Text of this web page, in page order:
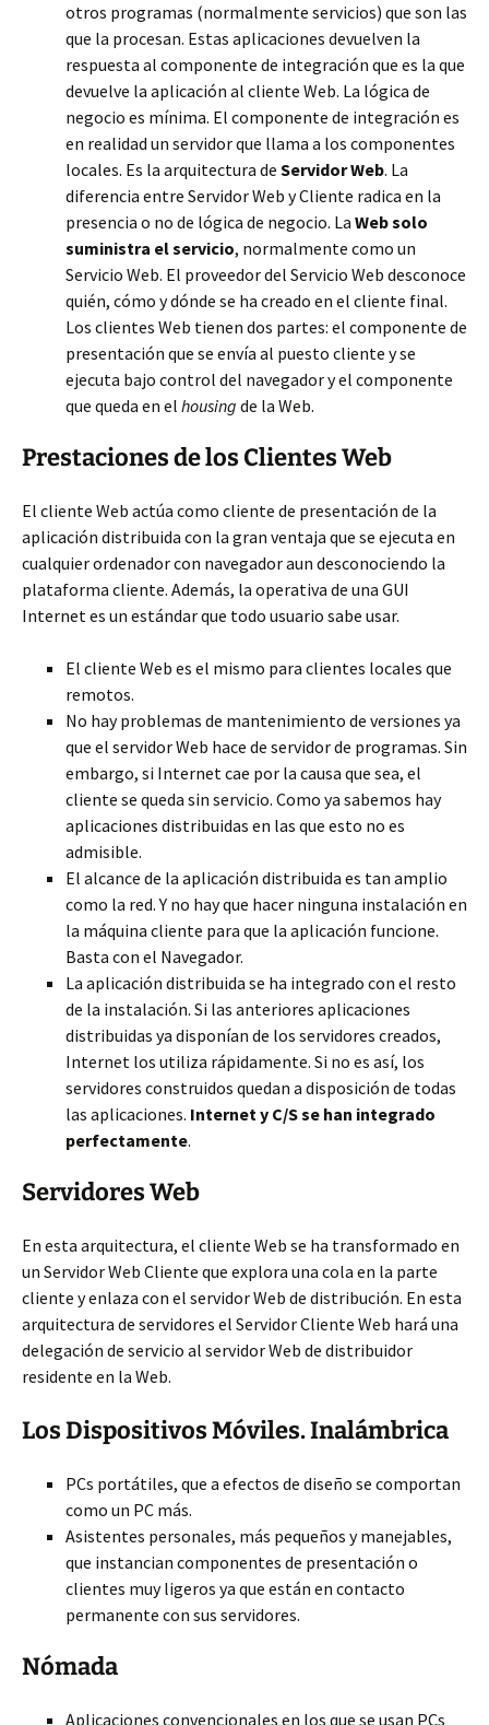
otros programas (normalmente servicios) que son las
que la procesan. Estas aplicaciones devuelven la
respuesta al componente de integración que es la que
devuelve la aplicación al cliente Web. La lógica de
negocio es mínima. El componente de integración es
en realidad un servidor que llama a los componentes
locales. Es la arquitectura de Servidor Web. La
diferencia entre Servidor Web y Cliente radica en la
presencia o no de lógica de negocio. La Web solo
suministra el servicio, normalmente como un
Servicio Web. El proveedor del Servicio Web desconoce
quién, cómo y dónde se ha creado en el cliente final.
Los clientes Web tienen dos partes: el componente de
presentación que se envía al puesto cliente y se
ejecuta bajo control del navegador y el componente
que queda en el housing de la Web.
Prestaciones de los Clientes Web
El cliente Web actúa como cliente de presentación de la
aplicación distribuida con la gran ventaja que se ejecuta en
cualquier ordenador con navegador aun desconociendo la
plataforma cliente. Además, la operativa de una GUI
Internet es un estándar que todo usuario sabe usar.
El cliente Web es el mismo para clientes locales que
remotos.
No hay problemas de mantenimiento de versiones ya
que el servidor Web hace de servidor de programas. Sin
embargo, si Internet cae por la causa que sea, el
cliente se queda sin servicio. Como ya sabemos hay
aplicaciones distribuidas en las que esto no es
admisible.
El alcance de la aplicación distribuida es tan amplio
como la red. Y no hay que hacer ninguna instalación en
la máquina cliente para que la aplicación funcione.
Basta con el Navegador.
La aplicación distribuida se ha integrado con el resto
de la instalación. Si las anteriores aplicaciones
distribuidas ya disponían de los servidores creados,
Internet los utiliza rápidamente. Si no es así, los
servidores construidos quedan a disposición de todas
las aplicaciones. Internet y C/S se han integrado
perfectamente.
Servidores Web
En esta arquitectura, el cliente Web se ha transformado en
un Servidor Web Cliente que explora una cola en la parte
cliente y enlaza con el servidor Web de distribución. En esta
arquitectura de servidores el Servidor Cliente Web hará una
delegación de servicio al servidor Web de distribuidor
residente en la Web.
Los Dispositivos Móviles. Inalámbrica
PCs portátiles, que a efectos de diseño se comportan
como un PC más.
Asistentes personales, más pequeños y manejables,
que instancian componentes de presentación o
clientes muy ligeros ya que están en contacto
permanente con sus servidores.
Nómada
Aplicaciones convencionales en los que se usan PCs